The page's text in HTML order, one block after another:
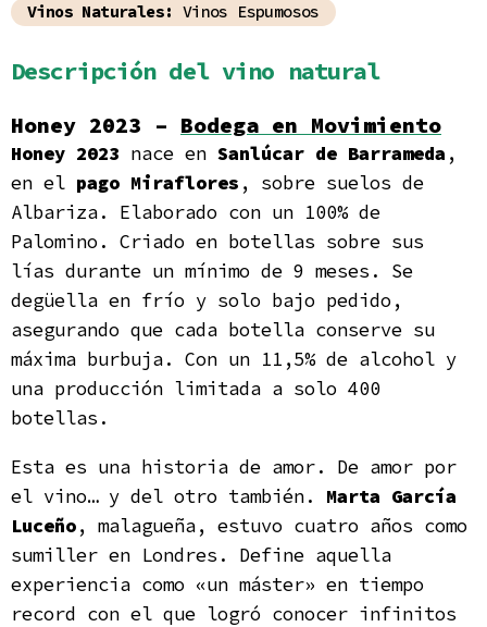
Vinos Naturales: Vinos Espumosos
Descripción del vino natural
Honey 2023 – Bodega en Movimiento
Honey 2023 nace en Sanlúcar de Barrameda ,
en el pago Miraflores , sobre suelos de
Albariza. Elaborado con un 100% de
Palomino. Criado en botellas sobre sus
lías durante un mínimo de 9 meses. Se
degüella en frío y solo bajo pedido,
asegurando que cada botella conserve su
máxima burbuja. Con un 11,5% de alcohol y
una producción limitada a solo 400
botellas.
Esta es una historia de amor. De amor por
el vino… y del otro también. Marta García
Luceño, malagueña, estuvo cuatro años como
sumiller en Londres. Define aquella
experiencia como «un máster» en tiempo
record con el que logró conocer infinitos